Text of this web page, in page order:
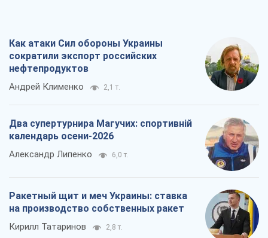
Как атаки Сил обороны Украины
сократили экспорт российских
нефтепродуктов
Андрей Клименко 2,1 т.
Два супертурнира Магучих: спортивній
календарь осени-2026
Александр Липенко 6,0 т.
Ракетный щит и меч Украины: ставка
на производство собственных ракет
Кирилл Татаринов 2,8 т.